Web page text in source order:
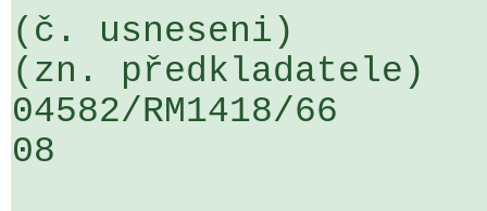
(č. usneseni)
(zn. předkladatele)
04582/RM1418/
08